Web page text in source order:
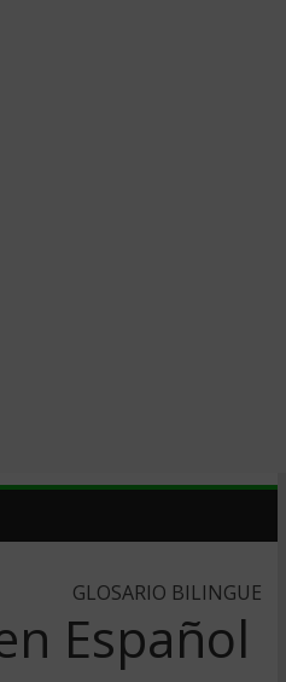
GLOSARIO BILINGUE
Español